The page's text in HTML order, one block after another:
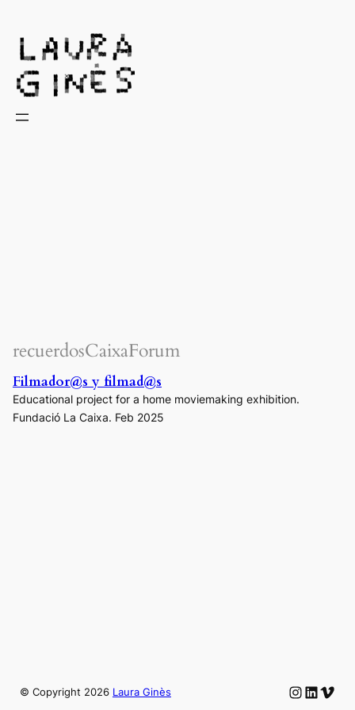
recuerdosCaixaForum
Filmador@s y filmad@s
Educational project for a home moviemaking exhibition.
Fundació La Caixa. Feb 2025
© Copyright 2026 Laura Ginès Instagram
LinkedIn